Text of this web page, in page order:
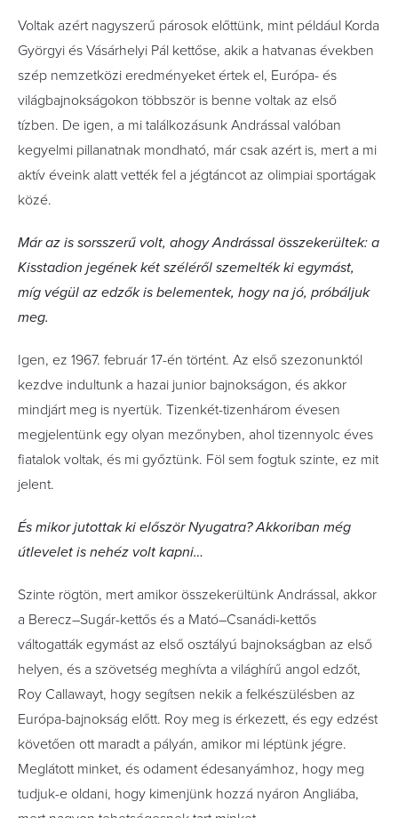
Voltak azért nagyszerű párosok előttünk, mint például­ Korda
Györgyi és Vásárhelyi Pál kettőse, akik a hatvanas években
szép nemzetközi eredményeket értek el, Európa- és
világbajnokságokon többször is benne voltak az első
tízben. De igen, a mi találkozásunk Andrással valóban
kegyelmi pillanatnak mondható, már csak azért is, mert a mi
aktív éveink alatt vették fel a jégtáncot az olimpiai sportágak
közé.
Már az is sorsszerű volt, ahogy Andrással összekerültek: a
Kisstadion jegének két széléről szemelték ki egymást,
míg végül az edzők is belementek, hogy na jó, próbáljuk
meg.
Igen, ez 1967. február 17-én történt. Az első szezonunktól
kezdve indultunk a hazai junior bajnokságon, és akkor
mindjárt meg is nyertük. Tizenkét-tizenhárom évesen
megjelentünk egy olyan mezőnyben, ahol tizennyolc éves
fiatalok voltak, és mi győztünk. Föl sem fogtuk szinte, ez mit
jelent.
És mikor jutottak ki először Nyugatra? Akkoriban még
útlevelet is nehéz volt kapni…
Szinte rögtön, mert amikor összekerültünk Andrással, akkor
a Berecz–Sugár-kettős és a Mató–Csanádi-kettős
váltogatták egymást az első osztályú bajnokságban az első
helyen, és a szövetség meghívta a világhírű angol edzőt,
Roy Callawayt, hogy segítsen nekik a felkészülésben az
Európa-bajnokság előtt. Roy meg is érkezett, és egy edzést
követően ott maradt a pályán, amikor mi léptünk jégre.
Meglátott minket, és odament édesanyámhoz, hogy meg
tudjuk-e oldani, hogy kimenjünk hozzá nyáron Angliába,